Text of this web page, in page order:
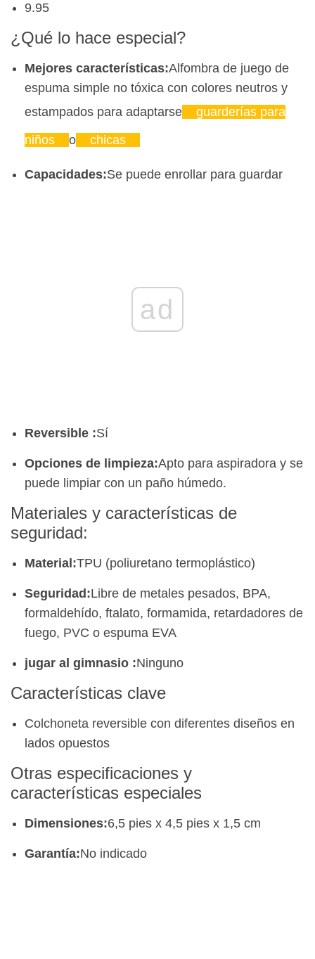
9.95
¿Qué lo hace especial?
Mejores características:Alfombra de juego de
espuma simple no tóxica con colores neutros y
estampados para adaptarse
guarderías para
niños
o chicas
Capacidades:Se puede enrollar para guardar
ad
Reversible :Sí
Opciones de limpieza:Apto para aspiradora y se
puede limpiar con un paño húmedo.
Materiales y características de
seguridad:
Material:TPU (poliuretano termoplástico)
Seguridad:Libre de metales pesados, BPA,
formaldehído, ftalato, formamida, retardadores de
fuego, PVC o espuma EVA
jugar al gimnasio :Ninguno
Características clave
Colchoneta reversible con diferentes diseños en
lados opuestos
Otras especificaciones y
características especiales
Dimensiones:6,5 pies x 4,5 pies x 1,5 cm
Garantía:No indicado